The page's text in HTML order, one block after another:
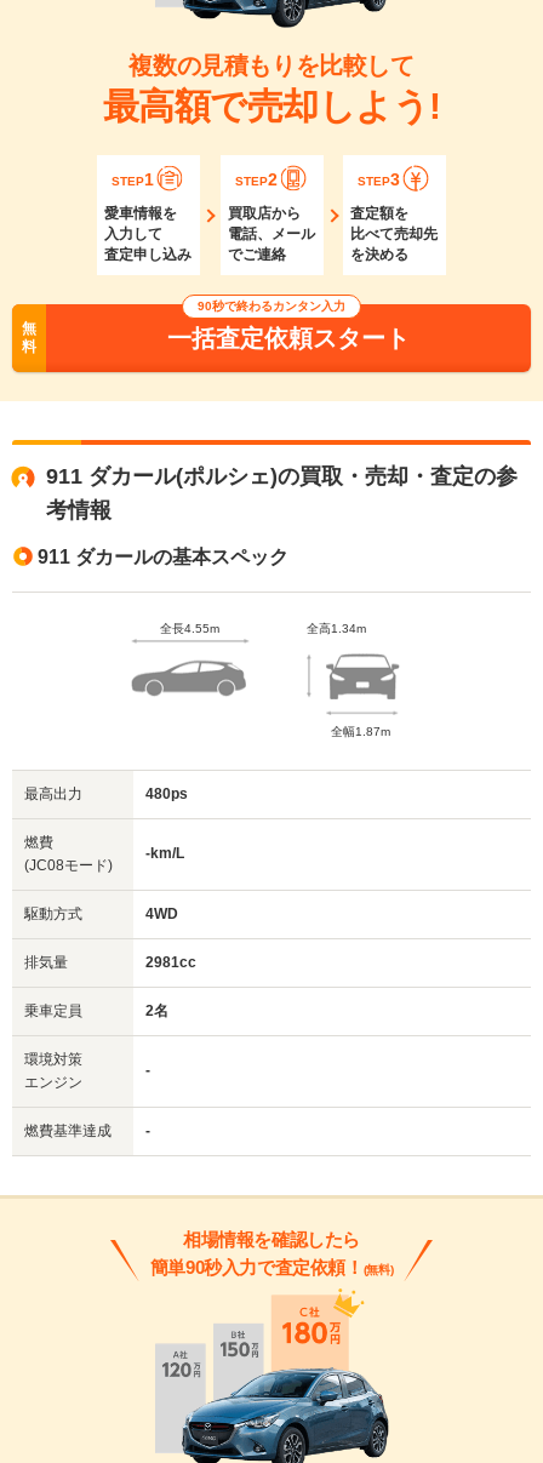
複数の見積もりを比較して
最高額で売却しよう!
STEP1
愛車情報を
入力して
査定申し込み
STEP2
買取店から
電話、メール
でご連絡
STEP3
査定額を
比べて売却先
を決める
無
料
90秒で終わるカンタン入力
一括査定依頼スタート
911 ダカール(ポルシェ)の買取・売却・査定の参
考情報
911 ダカールの基本スペック
全長4.55m 全高1.34m
全幅1.87m
最高出力 480ps
燃費
(JC08モード)
-km/L
駆動方式 4WD
排気量 2981cc
乗車定員 2名
環境対策
エンジン
-
燃費基準達成 -
相場情報を確認したら
簡単90秒入力で査定依頼！ (無料)